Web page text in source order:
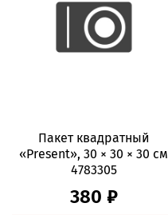
Пакет квадратный
«Present», 30 × 30 × 30 см
4783305
380 ₽